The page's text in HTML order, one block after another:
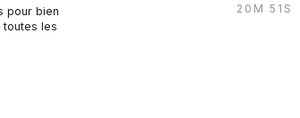
pour bien
les
20M 51S